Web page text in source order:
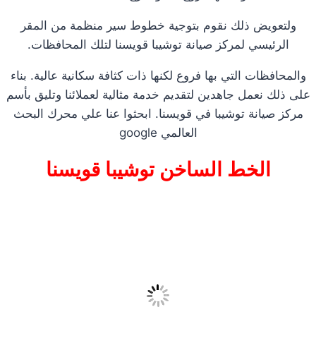
ولتعويض ذلك نقوم بتوجية خطوط سير منظمة من المقر
الرئيسي لمركز صيانة توشيبا قويسنا لتلك المحافظات.
والمحافظات التي بها فروع لكنها ذات كثافة سكانية عالية. بناء
على ذلك نعمل جاهدين لتقديم خدمة مثالية لعملائنا وتليق بأسم
مركز صيانة توشيبا في قويسنا. ابحثوا عنا علي محرك البحث
العالمي google
الخط الساخن توشيبا قويسنا